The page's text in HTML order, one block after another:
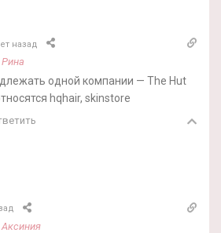
назад
Рина
одной компании — The Hut
hqhair, skinstore
Аксиния